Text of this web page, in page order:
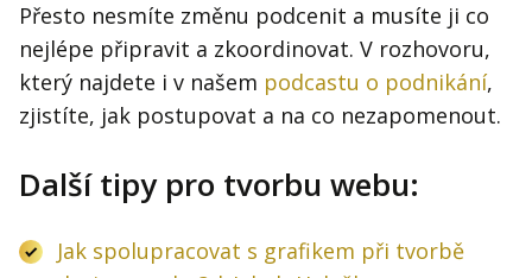
Přesto nesmíte změnu podcenit a musíte ji co
nejlépe připravit a zkoordinovat. V rozhovoru,
který najdete i v našem podcastu o podnikání,
zjistíte, jak postupovat a na co nezapomenout.
Další tipy pro tvorbu webu:
Jak spolupracovat s grafikem při tvorbě